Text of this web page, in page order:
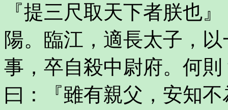
『提三尺取天下者朕也
陽。臨江，適長太子，
事，卒自殺中尉府。何
曰：『雖有親父，安知